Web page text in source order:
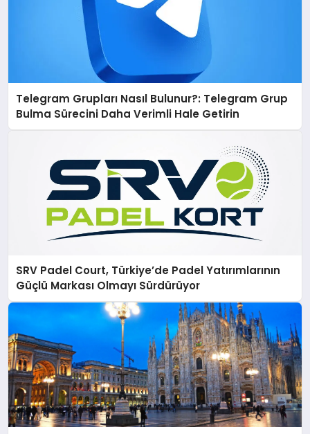
Telegram Grupları Nasıl Bulunur?: Telegram Grup
Bulma Sürecini Daha Verimli Hale Getirin
SRV Padel Court, Türkiye’de Padel Yatırımlarının
Güçlü Markası Olmayı Sürdürüyor